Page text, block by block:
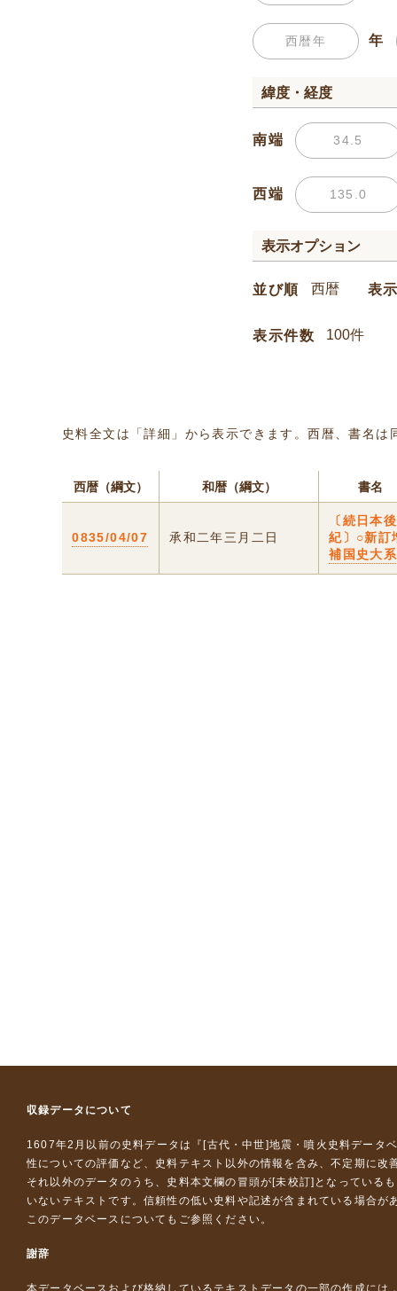
年
緯度・経度
南端
西端
表示オプション
並び順 表
表示件数
史料全文は「詳細」から表示できます。西暦、書名
西暦（綱文） 和暦（綱文） 書名
0835/04/07 承和二年三月二日
〔続日本後
紀〕○新訂
補国史大系
収録データについて
1607年2月以前の史料データは『 [古代・中世]地震・噴火史料データ
性についての評価など、史料テキスト以外の情報を含み、不定期に改
それ以外のデータのうち、史料本文欄の冒頭が[未校訂]となっている
いないテキストです。信頼性の低い史料や記述が含まれている場合が
このデータベースについて もご参照ください。
謝辞
本データベースおよび格納しているテキストデータの一部の作成には